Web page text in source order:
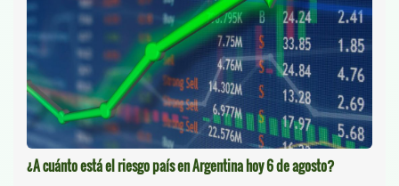
¿A cuánto está el riesgo país en Argentina hoy 6 de agosto?